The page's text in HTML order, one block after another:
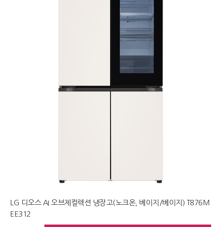
LG 디오스 AI 오브제컬렉션 냉장고(노크온, 베이지/베이지) T876M
EE312